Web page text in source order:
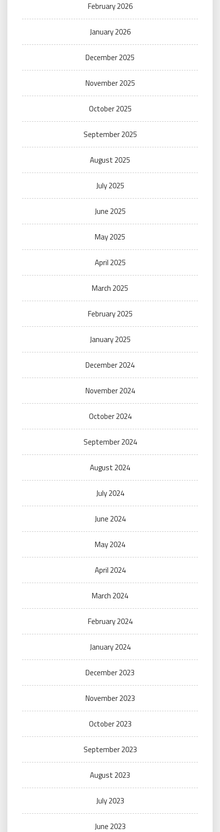
February 2026
January 2026
December 2025
November 2025
October 2025
September 2025
August 2025
July 2025
June 2025
May 2025
April 2025
March 2025
February 2025
January 2025
December 2024
November 2024
October 2024
September 2024
August 2024
July 2024
June 2024
May 2024
April 2024
March 2024
February 2024
January 2024
December 2023
November 2023
October 2023
September 2023
August 2023
July 2023
June 2023